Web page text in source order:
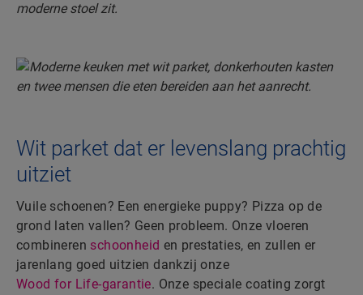
Wit parket dat er levenslang prachtig
uitziet
Vuile schoenen? Een energieke puppy? Pizza op de
grond laten vallen? Geen probleem. Onze vloeren
combineren schoonheid en prestaties, en zullen er
jarenlang goed uitzien dankzij onze
Wood for Life-garantie. Onze speciale coating zorgt